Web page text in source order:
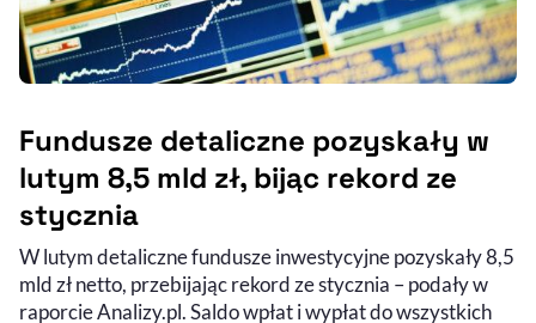
Fundusze detaliczne pozyskały w
lutym 8,5 mld zł, bijąc rekord ze
stycznia
W lutym detaliczne fundusze inwestycyjne pozyskały 8,5
mld zł netto, przebijając rekord ze stycznia – podały w
raporcie Analizy.pl. Saldo wpłat i wypłat do wszystkich